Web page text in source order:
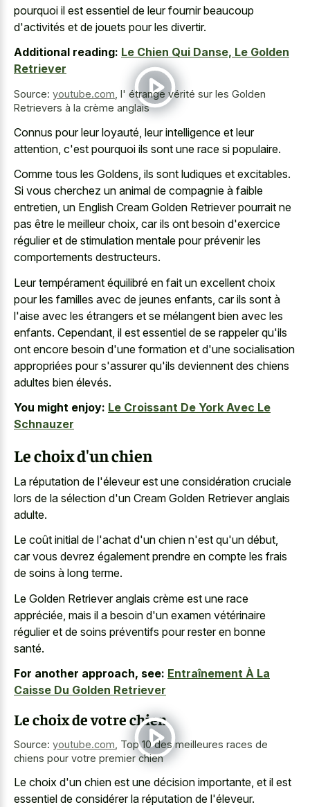
pourquoi il est essentiel de leur fournir beaucoup
d'activités et de jouets pour les divertir.
Additional reading: Le Chien Qui Danse, Le Golden
Retriever
Source: youtube.com, l' étrange vérité sur les Golden
Retrievers à la crème anglais
Connus pour leur loyauté, leur intelligence et leur
attention, c'est pourquoi ils sont une race si populaire.
Comme tous les Goldens, ils sont ludiques et excitables.
Si vous cherchez un animal de compagnie à faible
entretien, un English Cream Golden Retriever pourrait ne
pas être le meilleur choix, car ils ont besoin d'exercice
régulier et de stimulation mentale pour prévenir les
comportements destructeurs.
Leur tempérament équilibré en fait un excellent choix
pour les familles avec de jeunes enfants, car ils sont à
l'aise avec les étrangers et se mélangent bien avec les
enfants. Cependant, il est essentiel de se rappeler qu'ils
ont encore besoin d'une formation et d'une socialisation
appropriées pour s'assurer qu'ils deviennent des chiens
adultes bien élevés.
You might enjoy: Le Croissant De York Avec Le
Schnauzer
Le choix d'un chien
La réputation de l'éleveur est une considération cruciale
lors de la sélection d'un Cream Golden Retriever anglais
adulte.
Le coût initial de l'achat d'un chien n'est qu'un début,
car vous devrez également prendre en compte les frais
de soins à long terme.
Le Golden Retriever anglais crème est une race
appréciée, mais il a besoin d'un examen vétérinaire
régulier et de soins préventifs pour rester en bonne
santé.
For another approach, see: Entraînement À La
Caisse Du Golden Retriever
Le choix de votre chien
Source: youtube.com Top 10 des meilleures races de
chiens pour votre premier chien
Le choix d'un chien est une décision importante, et il est
essentiel de considérer la réputation de l'éleveur.